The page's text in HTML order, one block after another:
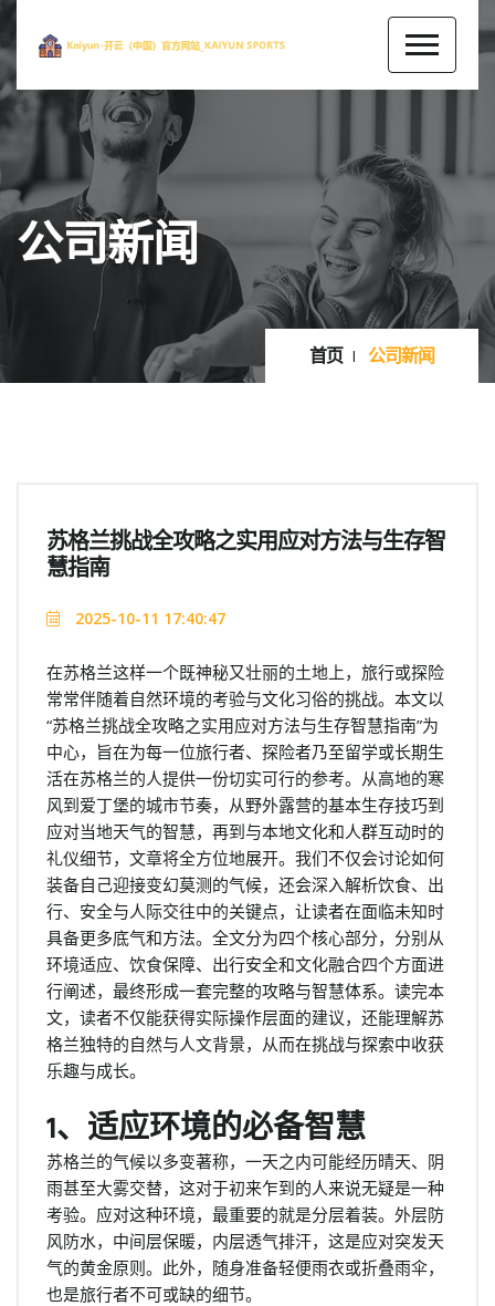
公司新闻
首页 公司新闻
苏格兰挑战全攻略之实用应对方法与生存智
慧指南
2025-10-11 17:40:47
在苏格兰这样一个既神秘又壮丽的土地上，旅行或探险
常常伴随着自然环境的考验与文化习俗的挑战。本文以
“苏格兰挑战全攻略之实用应对方法与生存智慧指南”为
中心，旨在为每一位旅行者、探险者乃至留学或长期生
活在苏格兰的人提供一份切实可行的参考。从高地的寒
风到爱丁堡的城市节奏，从野外露营的基本生存技巧到
应对当地天气的智慧，再到与本地文化和人群互动时的
礼仪细节，文章将全方位地展开。我们不仅会讨论如何
装备自己迎接变幻莫测的气候，还会深入解析饮食、出
行、安全与人际交往中的关键点，让读者在面临未知时
具备更多底气和方法。全文分为四个核心部分，分别从
环境适应、饮食保障、出行安全和文化融合四个方面进
行阐述，最终形成一套完整的攻略与智慧体系。读完本
文，读者不仅能获得实际操作层面的建议，还能理解苏
格兰独特的自然与人文背景，从而在挑战与探索中收获
乐趣与成长。
1、适应环境的必备智慧
苏格兰的气候以多变著称，一天之内可能经历晴天、阴
雨甚至大雾交替，这对于初来乍到的人来说无疑是一种
考验。应对这种环境，最重要的就是分层着装。外层防
风防水，中间层保暖，内层透气排汗，这是应对突发天
气的黄金原则。此外，随身准备轻便雨衣或折叠雨伞，
也是旅行者不可或缺的细节。